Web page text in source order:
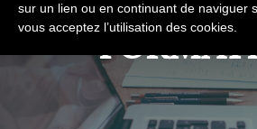
sur un lien ou en continuant de naviguer
vous acceptez l’utilisation des cookies.